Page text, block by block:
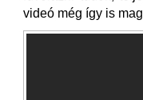
videó még így is